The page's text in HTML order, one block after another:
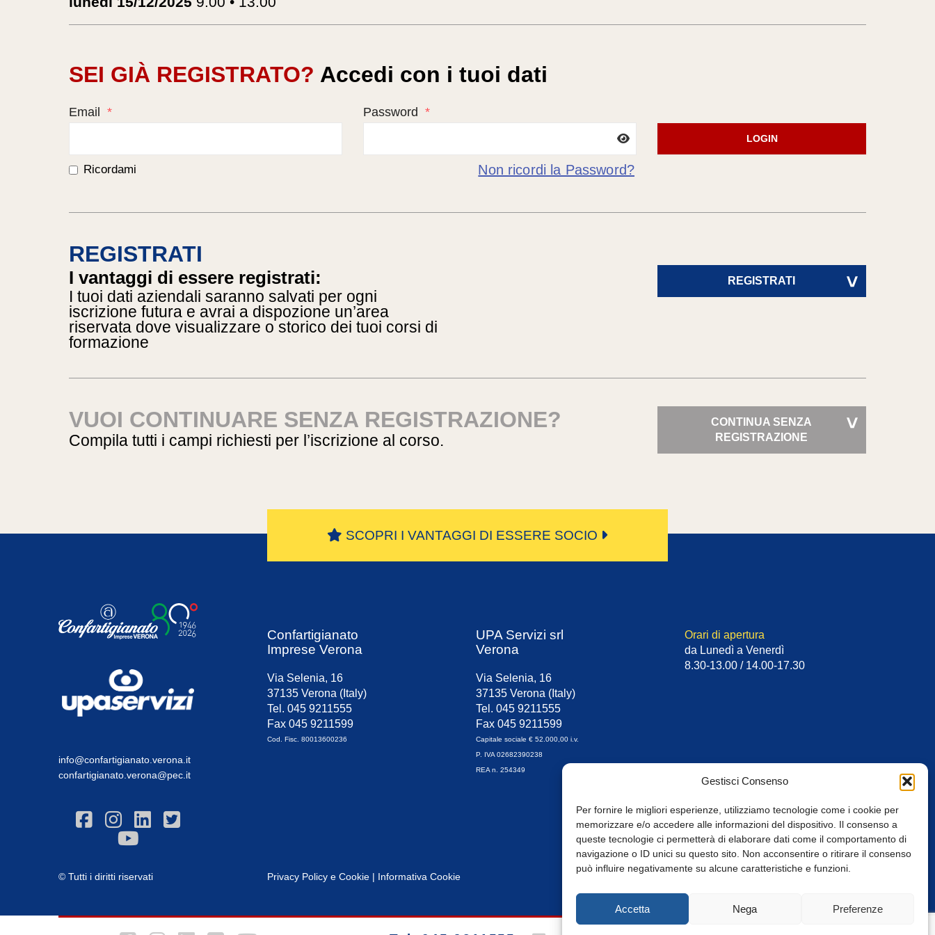
Gestisci Consenso
Per fornire le migliori esperienze, utilizziamo tecnologie come i cookie per
memorizzare e/o accedere alle informazioni del dispositivo. Il consenso a
queste tecnologie ci permetterà di elaborare dati come il comportamento di
navigazione o ID unici su questo sito. Non acconsentire o ritirare il consenso
può influire negativamente su alcune caratteristiche e funzioni.
Accetta Nega Preferenze
SEI GIÀ REGISTRATO? Accedi con i tuoi dati
Email * Password *
Ricordami Non ricordi la Password?
LOGIN
REGISTRATI
I vantaggi di essere registrati:
I tuoi dati aziendali saranno salvati per ogni
iscrizione futura e avrai a dispozione un’area
riservata dove visualizzare o storico dei tuoi corsi di
formazione
REGISTRATI >
VUOI CONTINUARE SENZA REGISTRAZIONE?
Compila tutti i campi richiesti per l’iscrizione al corso.
CONTINUA SENZA
REGISTRAZIONE
>
SCOPRI I VANTAGGI DI ESSERE SOCIO
info@confartigianato.verona.it
confartigianato.verona@pec.it
Confartigianato
Imprese Verona
Via Selenia, 16
37135 Verona (Italy)
Tel. 045 9211555
Fax 045 9211599
Cod. Fisc. 80013600236
UPA Servizi srl
Verona
Via Selenia, 16
37135 Verona (Italy)
Tel. 045 9211555
Fax 045 9211599
Capitale sociale € 52.000,00 i.v.
P. IVA 02682390238
REA n. 254349
Orari di apertura
da Lunedì a Venerdì
8.30-13.00 / 14.00-17.30
© Tutti i diritti riservati Privacy Policy e Cookie | Informativa Cookie